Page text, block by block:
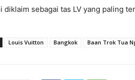
diklaim sebagai tas LV yang paling
Louis Vuitton Bangkok Baan Trok Tua